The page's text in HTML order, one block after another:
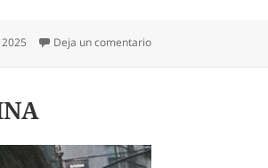
Deja un comentarioen POEMA